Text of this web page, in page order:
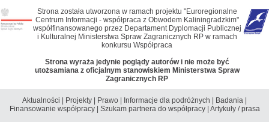
Strona została utworzona w ramach projektu "Euroregionalne
Centrum Informacji - współpraca z Obwodem Kaliningradzkim"
współfinansowanego przez Departament Dyplomacji Publicznej
i Kulturalnej Ministerstwa Spraw Zagranicznych RP w ramach
konkursu Współpraca
Strona wyraża jedynie poglądy autorów i nie może być
utożsamiana z oficjalnym stanowiskiem Ministerstwa Spraw
Zagranicznych RP
Aktualności Projekty Prawo Informacje dla podróżnych Badania
Finansowanie współpracy| Szukam partnera do współpracy| Artykuły / prasa